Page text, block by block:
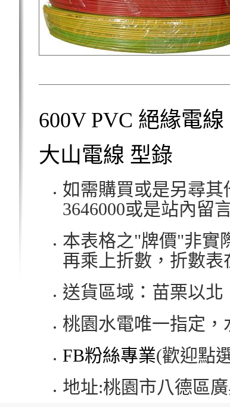
600V PVC 絕緣電線
大山電線 型錄
如需購買或是另尋其
3646000或是站內留
本表格之"牌價"非實
再乘上折數，折數表
送貨區域：苗栗以北
桃園水電唯一指定
FB粉絲專業(歡迎點
地址:桃園市八德區